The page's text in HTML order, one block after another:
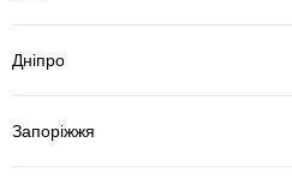
Дніпро
Запоріжжя